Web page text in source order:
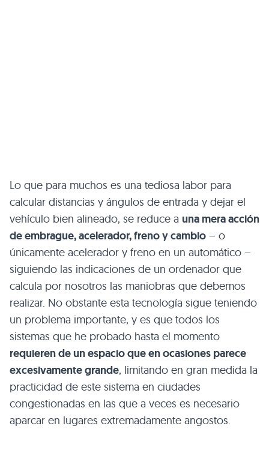
Lo que para muchos es una tediosa labor para
calcular distancias y ángulos de entrada y dejar el
vehículo bien alineado, se reduce a una mera acción
de embrague, acelerador, freno y cambio – o
únicamente acelerador y freno en un automático –
siguiendo las indicaciones de un ordenador que
calcula por nosotros las maniobras que debemos
realizar. No obstante esta tecnología sigue teniendo
un problema importante, y es que todos los
sistemas que he probado hasta el momento
requieren de un espacio que en ocasiones parece
excesivamente grande, limitando en gran medida la
practicidad de este sistema en ciudades
congestionadas en las que a veces es necesario
aparcar en lugares extremadamente angostos.